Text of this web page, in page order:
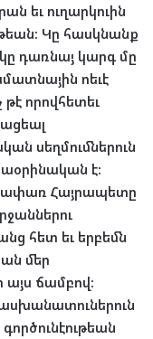
եւ ուղարկուին
: Կը հասկնանք
կը դառնայ կարգ մը
ոեւէ
թէ որովհետեւ
սեղմումներուն
է:
Հայրապետը
հետ եւ երբեմն
մեր
այս ճամբով:
գործունէութեան